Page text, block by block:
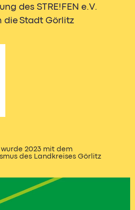
des STRE!FEN e.V.
die Stadt Görlitz
2023 mit dem
des Landkreises Görlitz